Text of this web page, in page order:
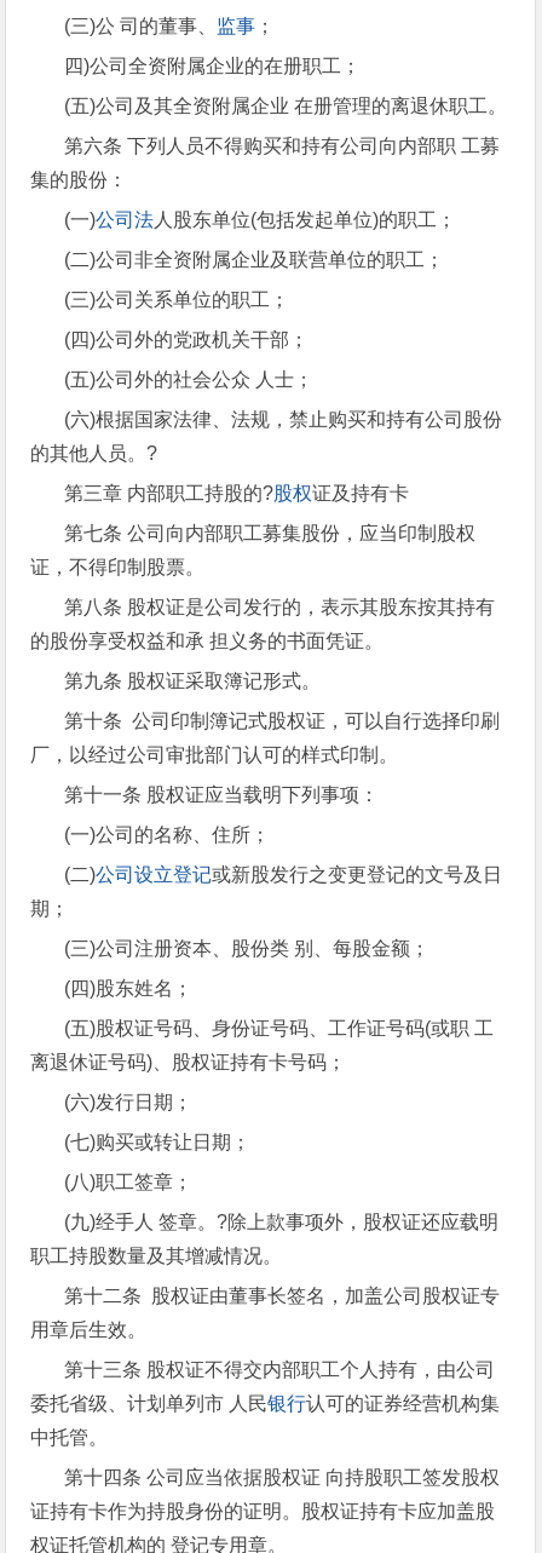
(三)公 司的董事、 监事 ；
四)公司全资附属企业的在册职工；
(五)公司及其全资附属企业 在册管理的离退休职工。
第六条 下列人员不得购买和持有公司向内部职 工募
集的股份：
(一)公司法 人股东单位(包括发起单位)的职工；
(二)公司非全资附属企业及联营单位的职工；
(三)公司关系单位的职工；
(四)公司外的党政机关干部；
(五)公司外的社会公众 人士；
(六)根据国家法律、法规，禁止购买和持有公司股份
的其他人员。?
第三章 内部职工持股的?股权证及持有卡
第七条 公司向内部职工募集股份，应当印制股权
证，不得印制股票。
第八条 股权证是公司发行的，表示其股东按其持有
的股份享受权益和承 担义务的书面凭证。
第九条 股权证采取簿记形式。
第十条 公司印制簿记式股权证，可以自行选择印刷
厂，以经过公司审批部门认可的样式印制。
第十一条 股权证应当载明下列事项：
(一)公司的名称、住所；
(二)公司设立登记或新股发行之变更登记的文号及日
期；
(三)公司注册资本、股份类 别、每股金额；
(四)股东姓名；
(五)股权证号码、身份证号码、工作证号码(或职 工
离退休证号码)、股权证持有卡号码；
(六)发行日期；
(七)购买或转让日期；
(八)职工签章；
(九)经手人 签章。?除上款事项外，股权证还应载明
职工持股数量及其增减情况。
第十二条 股权证由董事长签名，加盖公司股权证专
用章后生效。
第十三条 股权证不得交内部职工个人持有，由公司
委托省级、计划单列市 人民银行认可的证券经营机构集
中托管。
第十四条 公司应当依据股权证 向持股职工签发股权
证持有卡作为持股身份的证明。股权证持有卡应加盖股
权证托管机构的 登记专用章。